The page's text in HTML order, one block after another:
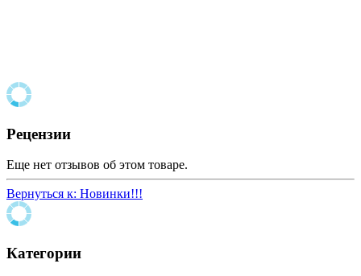
Рецензии
Еще нет отзывов об этом товаре.
Вернуться к: Новинки!!!
Категории